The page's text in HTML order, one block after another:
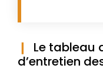
Le tableau
d’entretien